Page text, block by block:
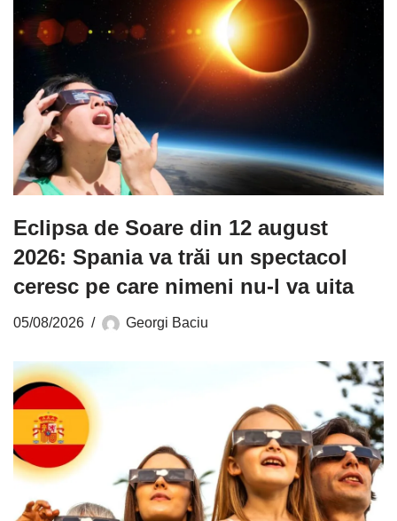
Eclipsa de Soare din 12 august
2026: Spania va trăi un spectacol
ceresc pe care nimeni nu-l va uita
05/08/2026 Georgi Baciu